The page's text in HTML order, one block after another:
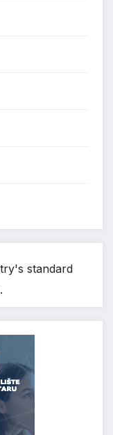
standard